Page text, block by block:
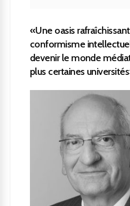
«Une oasis
conformisme
devenir le monde
plus certaines